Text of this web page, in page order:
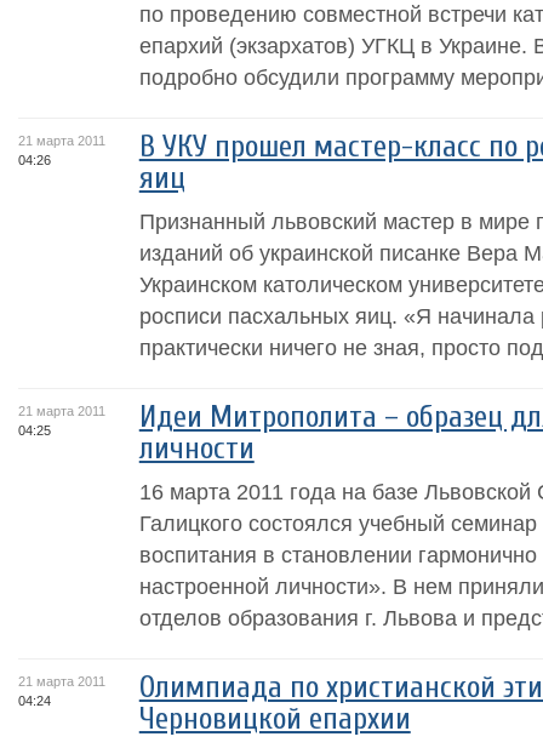
по проведению совместной встречи
епархий (экзархатов) УГКЦ в Украине.
подробно обсудили программу
21 марта 2011
04:26
В УКУ прошел мастер-класс по
яиц
Признанный львовский мастер в мире
изданий об украинской писанке Вера
Украинском католическом
росписи пасхальных яиц. «Я начинала
практически ничего не зная, просто
21 марта 2011
04:25
Идеи Митрополита – образец
личности
16 марта 2011 года на базе
Галицкого состоялся учебный
воспитания в становлении гармонично
настроенной личности». В нем
отделов образования г. Львова и
21 марта 2011
04:24
Олимпиада по христианской
Черновицкой епархии